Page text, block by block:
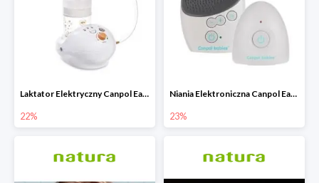
Laktator Elektryczny Canpol Easy Start -22%
22%
Niania Elektroniczna Canpol EasyStart
23%